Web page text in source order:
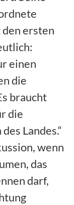
ersten
einen
die
braucht
die
Landes.“
wenn
das
darf,